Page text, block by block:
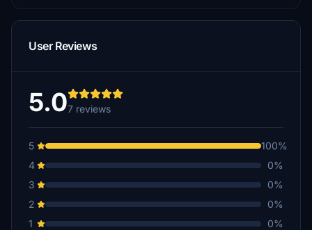
User Reviews
5.07 reviews
5
100%
4
0%
3
0%
2
0%
1
0%